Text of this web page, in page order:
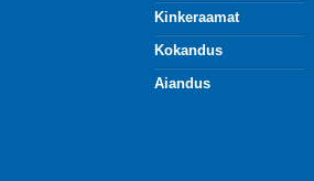
Kinkeraamat
Kokandus
Aiandus